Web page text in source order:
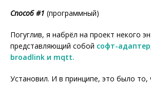
Способ #1 (программный)
Погуглив, я набрёл на проект некого
представляющий собой софт-
broadlink и mqtt.
Установил. И в принципе, это было